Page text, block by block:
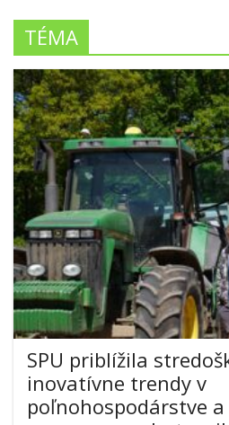
TÉMA
SPU priblížila
inovatívne trendy v
poľnohospodárstve